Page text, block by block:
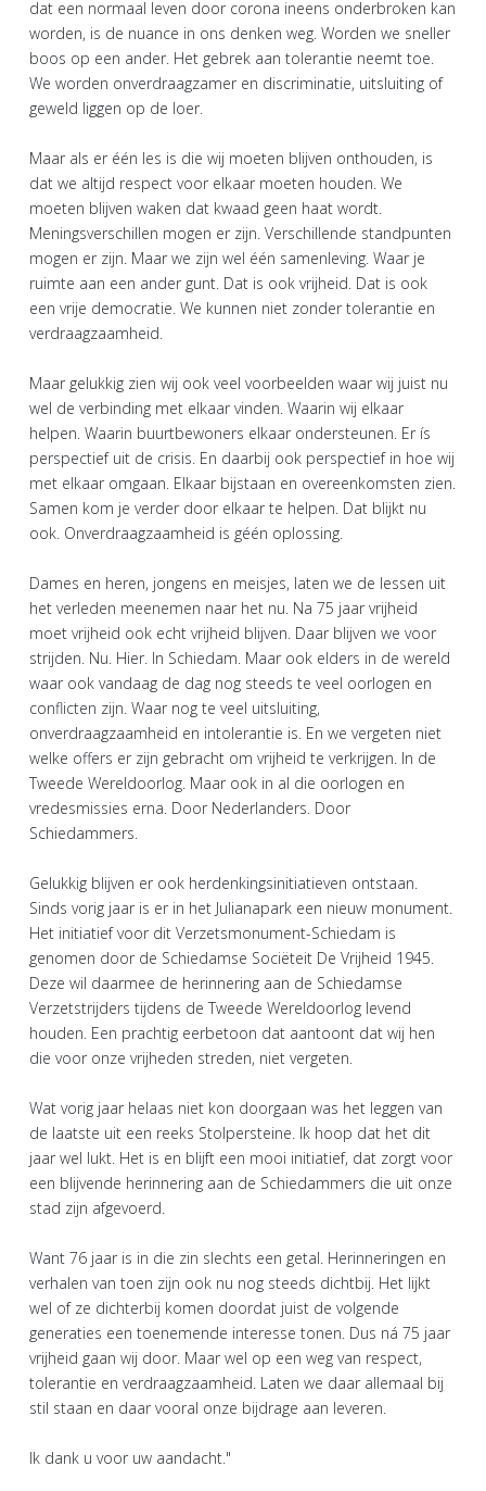
dat een normaal leven door corona ineens onderbroken kan
worden, is de nuance in ons denken weg. Worden we sneller
boos op een ander. Het gebrek aan tolerantie neemt toe.
We worden onverdraagzamer en discriminatie, uitsluiting of
geweld liggen op de loer.
Maar als er één les is die wij moeten blijven onthouden, is
dat we altijd respect voor elkaar moeten houden. We
moeten blijven waken dat kwaad geen haat wordt.
Meningsverschillen mogen er zijn. Verschillende standpunten
mogen er zijn. Maar we zijn wel één samenleving. Waar je
ruimte aan een ander gunt. Dat is ook vrijheid. Dat is ook
een vrije democratie. We kunnen niet zonder tolerantie en
verdraagzaamheid.
Maar gelukkig zien wij ook veel voorbeelden waar wij juist nu
wel de verbinding met elkaar vinden. Waarin wij elkaar
helpen. Waarin buurtbewoners elkaar ondersteunen. Er ís
perspectief uit de crisis. En daarbij ook perspectief in hoe wij
met elkaar omgaan. Elkaar bijstaan en overeenkomsten zien.
Samen kom je verder door elkaar te helpen. Dat blijkt nu
ook. Onverdraagzaamheid is géén oplossing.
Dames en heren, jongens en meisjes, laten we de lessen uit
het verleden meenemen naar het nu. Na 75 jaar vrijheid
moet vrijheid ook echt vrijheid blijven. Daar blijven we voor
strijden. Nu. Hier. In Schiedam. Maar ook elders in de wereld
waar ook vandaag de dag nog steeds te veel oorlogen en
conflicten zijn. Waar nog te veel uitsluiting,
onverdraagzaamheid en intolerantie is. En we vergeten niet
welke offers er zijn gebracht om vrijheid te verkrijgen. In de
Tweede Wereldoorlog. Maar ook in al die oorlogen en
vredesmissies erna. Door Nederlanders. Door
Schiedammers.
Gelukkig blijven er ook herdenkingsinitiatieven ontstaan.
Sinds vorig jaar is er in het Julianapark een nieuw monument.
Het initiatief voor dit Verzetsmonument-Schiedam is
genomen door de Schiedamse Sociëteit De Vrijheid 1945.
Deze wil daarmee de herinnering aan de Schiedamse
Verzetstrijders tijdens de Tweede Wereldoorlog levend
houden. Een prachtig eerbetoon dat aantoont dat wij hen
die voor onze vrijheden streden, niet vergeten.
Wat vorig jaar helaas niet kon doorgaan was het leggen van
de laatste uit een reeks Stolpersteine. Ik hoop dat het dit
jaar wel lukt. Het is en blijft een mooi initiatief, dat zorgt voor
een blijvende herinnering aan de Schiedammers die uit onze
stad zijn afgevoerd.
Want 76 jaar is in die zin slechts een getal. Herinneringen en
verhalen van toen zijn ook nu nog steeds dichtbij. Het lijkt
wel of ze dichterbij komen doordat juist de volgende
generaties een toenemende interesse tonen. Dus ná 75 jaar
vrijheid gaan wij door. Maar wel op een weg van respect,
tolerantie en verdraagzaamheid. Laten we daar allemaal bij
stil staan en daar vooral onze bijdrage aan leveren.
Ik dank u voor uw aandacht."